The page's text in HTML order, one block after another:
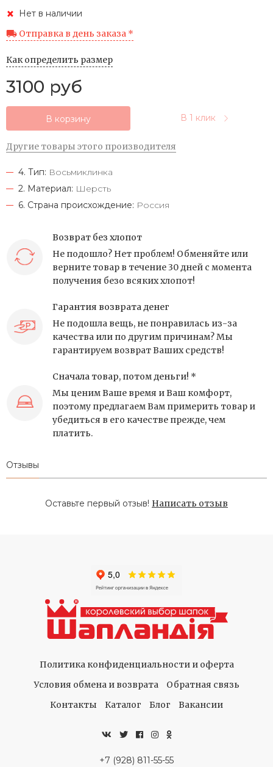
Нет в наличии
Отправка в день заказа *
Как определить размер
3100 руб
В корзину В 1 клик
Другие товары этого производителя
4. Тип: Восьмиклинка
2. Материал: Шерсть
6. Страна происхождение: Россия
Возврат без хлопот
Не подошло? Нет проблем! Обменяйте или
верните товар в течение 30 дней с момента
получения безо всяких хлопот!
Гарантия возврата денег
Не подошла вещь, не понравилась из-за
качества или по другим причинам? Мы
гарантируем возврат Ваших средств!
Сначала товар, потом деньги! *
Мы ценим Ваше время и Ваш комфорт,
поэтому предлагаем Вам примерить товар и
убедиться в его качестве прежде, чем
платить.
Отзывы
Оставьте первый отзыв! Написать отзыв
Политика конфиденциальности и оферта
Условия обмена и возврата
Обратная связь
Контакты
Каталог Блог Вакансии
+7 (928) 811-55-55